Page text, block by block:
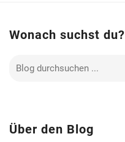
Wonach suchst du?
Über den Blog